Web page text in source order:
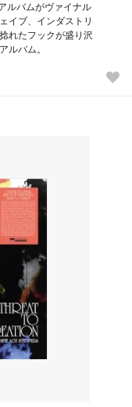
ルバムがヴァイナル
イブ、インダストリ
れたフックが盛り沢
ルバム。